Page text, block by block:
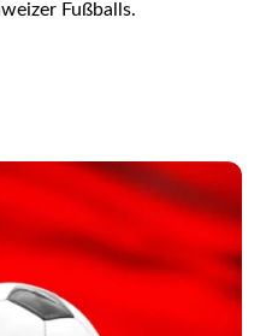
Fußballs.